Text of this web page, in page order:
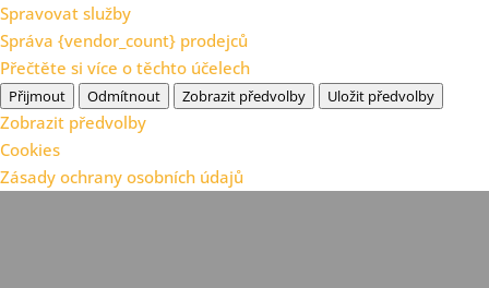
Spravovat služby
Správa {vendor_count} prodejců
Přečtěte si více o těchto účelech
Přijmout Odmítnout Zobrazit předvolby Uložit předvolby
Zobrazit předvolby
Cookies
Zásady ochrany osobních údajů